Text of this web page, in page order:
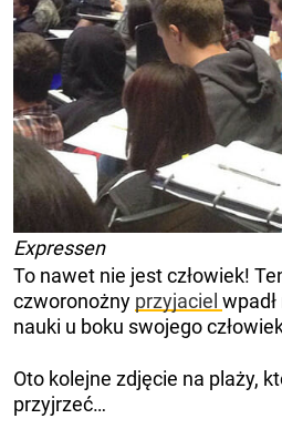
Expressen
To nawet nie jest człowiek!
czworonożny przyjaciel
nauki u boku swojego
Oto kolejne zdjęcie na plaży,
przyjrzeć…